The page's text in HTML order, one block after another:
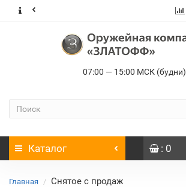
07:00 — 15:00 МСК (будни)
Каталог : 0
Главная Снятое с продаж